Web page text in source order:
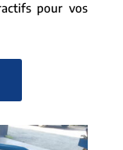
pour vos